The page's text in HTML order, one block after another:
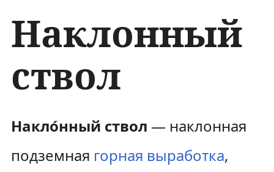
Наклонный
ствол
П
П
Накло́нный ствол — наклонная
подземная горная выработка,